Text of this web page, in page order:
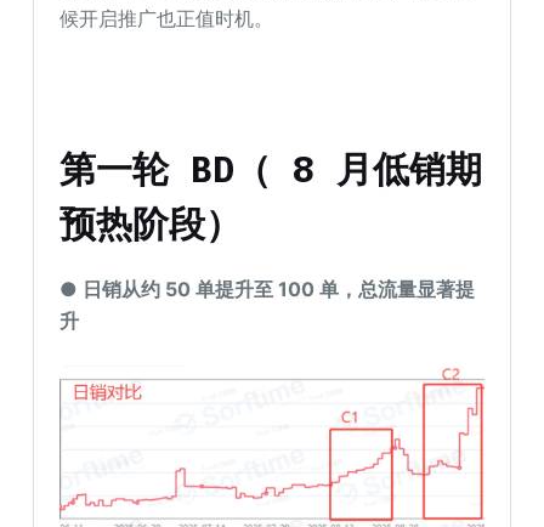
候开启推广也正值时机。
第一轮 BD（ 8 月低销期
预热阶段）
● 日销从约 50 单提升至 100 单，总流量显著提
升